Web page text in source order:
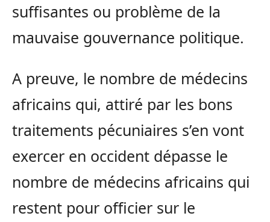
suffisantes ou problème de la
mauvaise gouvernance politique.
A preuve, le nombre de médecins
africains qui, attiré par les bons
traitements pécuniaires s’en vont
exercer en occident dépasse le
nombre de médecins africains qui
restent pour officier sur le